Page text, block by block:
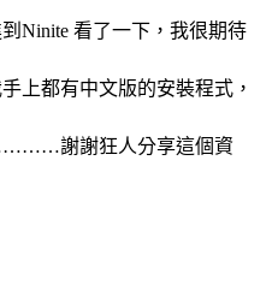
Ninite 看了一下，我很期待
上都有中文版的安裝程式，
謝謝狂人分享這個資